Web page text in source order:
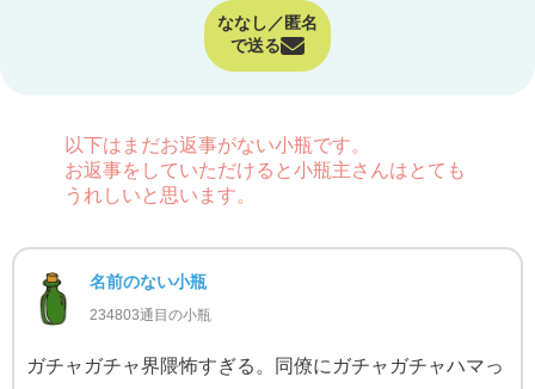
ななし／匿名
で送る
以下はまだお返事がない小瓶です。
お返事をしていただけると小瓶主さんはとても
うれしいと思います。
名前のない小瓶
234803通目の小瓶
ガチャガチャ界隈怖すぎる。同僚にガチャガチャハマっ